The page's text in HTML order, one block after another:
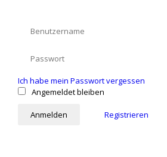
Ich habe mein Passwort vergessen
Angemeldet bleiben
Registrieren